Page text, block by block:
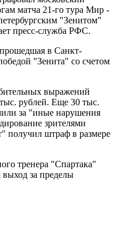
матча 21-го тура Мир -
"Зенитом"
пресс-служба РФС.
в Санкт-
"Зенита" со счетом
выражений
рублей. Еще 30 тыс.
за "иные нарушения
зрителями
получил штраф в размере
тренера "Спартака"
выход за пределы